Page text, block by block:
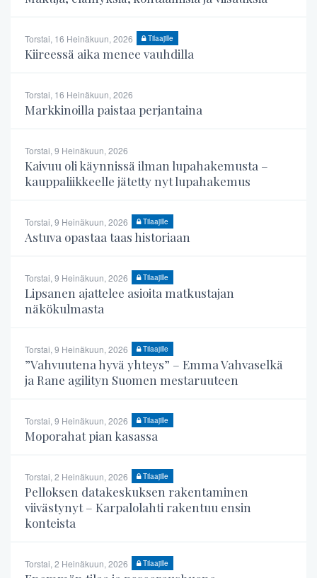
Torstai, 16 Heinäkuun, 2026 Tilaajille
Kiireessä aika menee vauhdilla
Torstai, 16 Heinäkuun, 2026
Markkinoilla paistaa perjantaina
Torstai, 9 Heinäkuun, 2026
Kaivuu oli käynnissä ilman lupahakemusta –
kauppaliikkeelle jätetty nyt lupahakemus
Torstai, 9 Heinäkuun, 2026 Tilaajille
Astuva opastaa taas historiaan
Torstai, 9 Heinäkuun, 2026 Tilaajille
Lipsanen ajattelee asioita matkustajan
näkökulmasta
Torstai, 9 Heinäkuun, 2026 Tilaajille
”Vahvuutena hyvä yhteys” – Emma Vahvaselkä
ja Rane agilityn Suomen mestaruuteen
Torstai, 9 Heinäkuun, 2026 Tilaajille
Moporahat pian kasassa
Torstai, 2 Heinäkuun, 2026 Tilaajille
Pelloksen datakeskuksen rakentaminen
viivästynyt – Karpalolahti rakentuu ensin
konteista
Torstai, 2 Heinäkuun, 2026 Tilaajille